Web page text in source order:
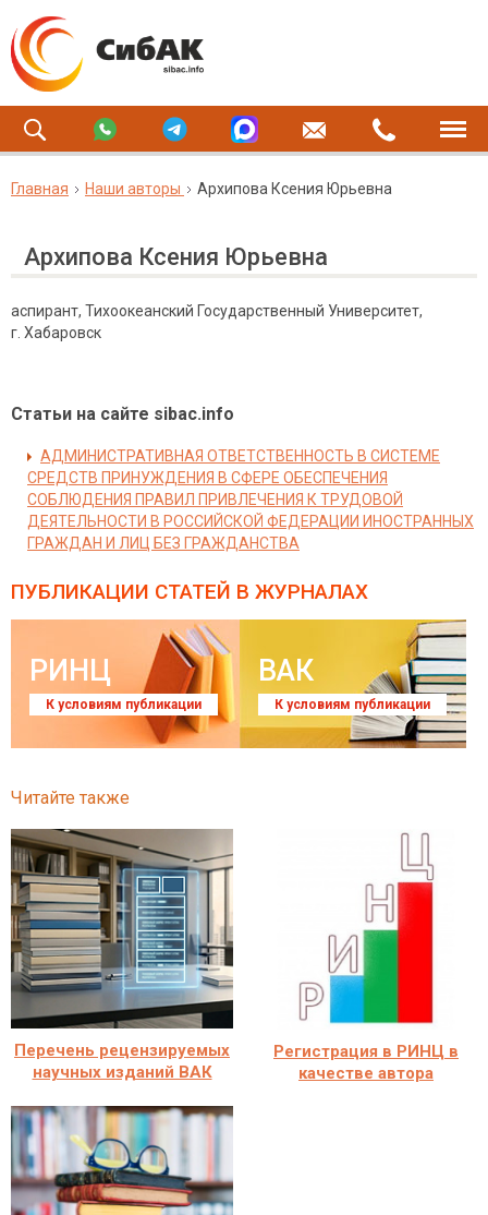
Главная Наши авторы Архипова Ксения Юрьевна
Архипова Ксения Юрьевна
аспирант, Тихоокеанский Государственный Университет,
г. Хабаровск
Статьи на сайте sibac.info
АДМИНИСТРАТИВНАЯ ОТВЕТСТВЕННОСТЬ В СИСТЕМЕ
СРЕДСТВ ПРИНУЖДЕНИЯ В СФЕРЕ ОБЕСПЕЧЕНИЯ
СОБЛЮДЕНИЯ ПРАВИЛ ПРИВЛЕЧЕНИЯ К ТРУДОВОЙ
ДЕЯТЕЛЬНОСТИ В РОССИЙСКОЙ ФЕДЕРАЦИИ ИНОСТРАННЫХ
ГРАЖДАН И ЛИЦ БЕЗ ГРАЖДАНСТВА
ПУБЛИКАЦИИ СТАТЕЙ В ЖУРНАЛАХ
РИНЦ
К условиям публикации
ВАК
К условиям публикации
Читайте также
Перечень рецензируемых
научных изданий ВАК
Регистрация в РИНЦ в
качестве автора